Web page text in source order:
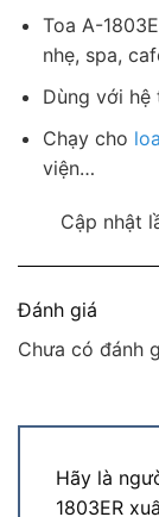
Toa A-
nhẹ, spa,
Dùng với
Chạy cho
viện…
Cập nhật
Đánh giá
Chưa có đánh
Hãy là
1803ER